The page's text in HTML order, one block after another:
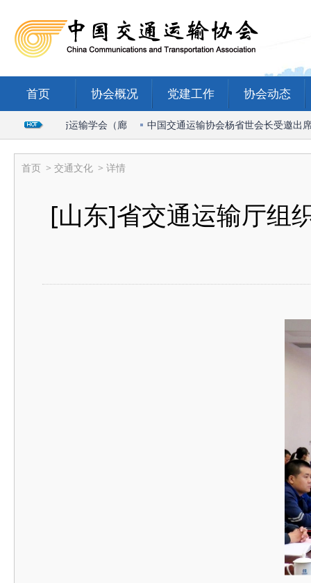
首页 协会概况 党建工作 协会动态
国际物流与运输学会（廊 中国交通运输协会杨省世会长受邀出席
首页 > 交通文化 > 详情
[山东]省交通运输厅组